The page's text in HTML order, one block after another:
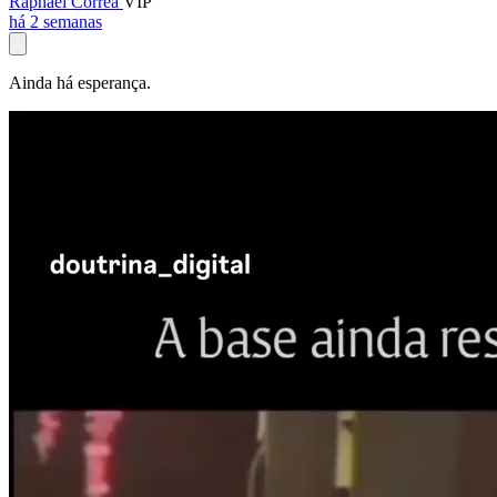
há 2 semanas
Ainda há esperança.